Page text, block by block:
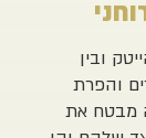
ובין
והפרת
מבטח את